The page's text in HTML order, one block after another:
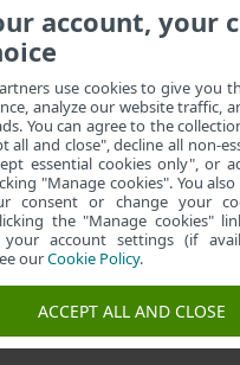
BaseForum
account, your
use cookies to give you
analyze our website traffic,
You can agree to the
all and close", decline all non-
essential cookies only", or
"Manage cookies". You
consent or change your
the "Manage cookies"
account settings (if
ourCookie Policy.
ACCEPT ALL AND CLOSE